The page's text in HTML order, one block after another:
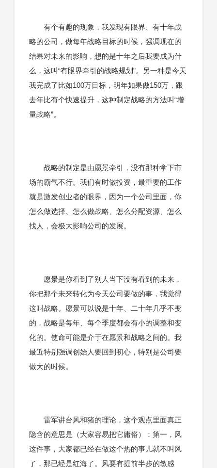
有个有趣的现象，我发现有眼界、有十年战
略的公司，做每年战略目标的时候，强调现在的
结果对未来的影响，想的是十年之后我要成为什
么，这叫“有眼界牵引的战略规划”。另一种是今天
我完成了比如100万目标，明年如果做150万，跟
去年比有个快速提升，这种制定战略的方法叫“增
量战略”。
战略的制定是由愿景牵引，没有那种拿下市
场的霸气不行。我们有时做投资，最重要的工作
就是激发创业者的眼界，因为一个公司里面，你
怎么做选择、怎么做战略、怎么分配资源、怎么
找人，会极大影响公司的发展。
愿景是你看到了别人当下没有看到的未来，
你把那个未来转化为今天公司要做的事，我觉得
这叫战略。愿景可以说是十年、二十年几乎不变
的，战略是每年、每个季度都会有小的调整和变
化的。使命可能是介于在愿景和战略之间的。我
最近特别强调创始人要回到初心，特别是公司要
做大的时候。
雷军讲台风和猪的理论，这个观点里面真正
隐含的意思是（大家容易把它庸俗）：第一，风
这件事，大家都已经在做这个热的事儿就不叫风
了，那已经是红海了。风要有提前半步的敏感